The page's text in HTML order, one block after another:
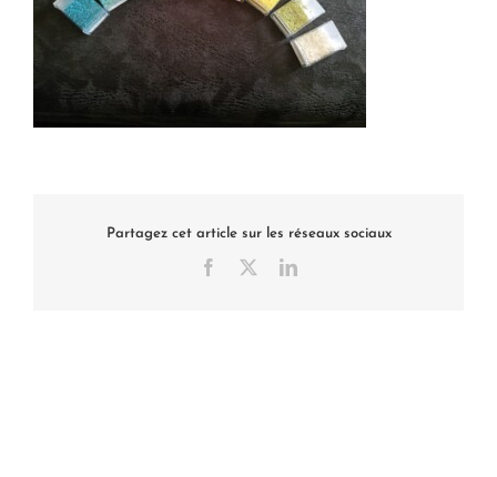
Partagez cet article sur les réseaux sociaux
Facebook LinkedIn